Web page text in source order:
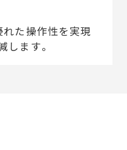
れた操作性を実現
します。